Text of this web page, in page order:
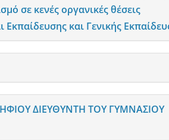
σε κενές οργανικές θέσεις
και Γενικής
ΔΙΕΥΘΥΝΤΗ ΤΟΥ ΓΥΜΝΑΣΙΟΥ